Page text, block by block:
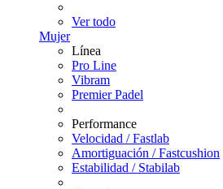
Ver todo
Mujer
Línea
Pro Line
Vibram
Premier Padel
Performance
Velocidad / Fastlab
Amortiguación / Fastcushion
Estabilidad / Stabilab